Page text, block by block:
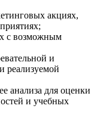
акциях,
с возможным
и
реализуемой
анализа для оценки
и учебных